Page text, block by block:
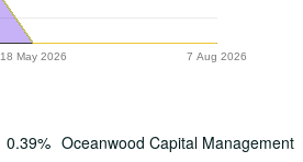
18 May 2026 7 Aug 2026
0.39% Oceanwood Capital Management